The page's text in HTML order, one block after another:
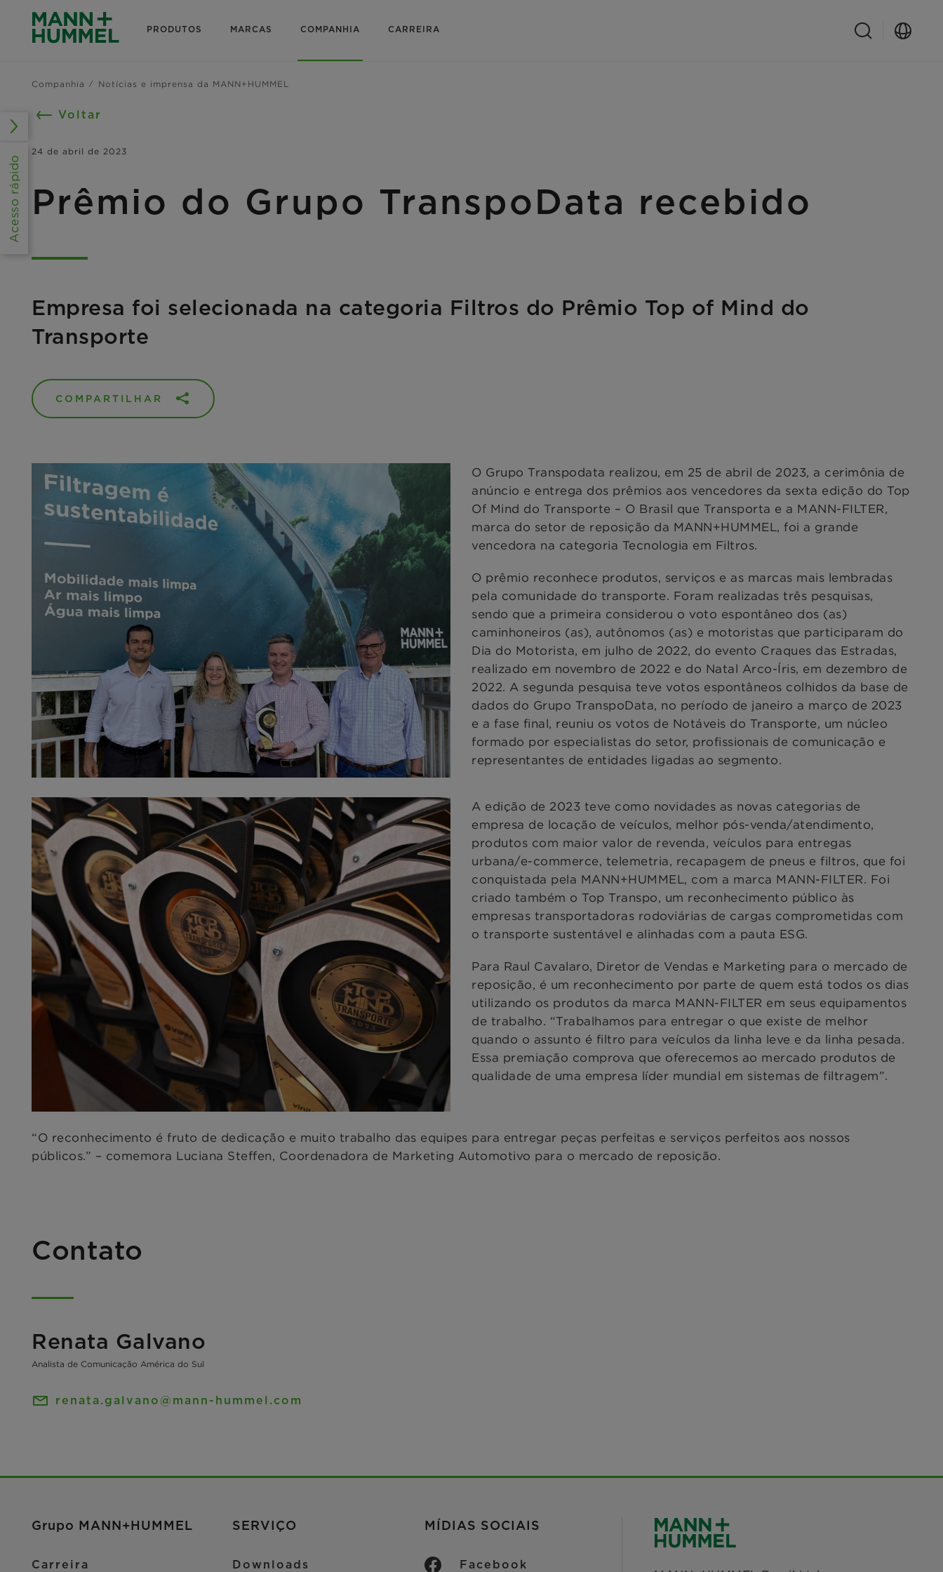
PRODUTOS MARCAS COMPANHIA CARREIRA
Companhia Notícias e imprensa da MANN+HUMMEL
Voltar
24 de abril de 2023
Prêmio do Grupo TranspoData recebido
Empresa foi selecionada na categoria Filtros do Prêmio Top of Mind do
Transporte
COMPARTILHAR
O Grupo Transpodata realizou, em 25 de abril de 2023, a cerimônia de
anúncio e entrega dos prêmios aos vencedores da sexta edição do Top
Of Mind do Transporte – O Brasil que Transporta e a MANN-FILTER,
marca do setor de reposição da MANN+HUMMEL, foi a grande
vencedora na categoria Tecnologia em Filtros.
O prêmio reconhece produtos, serviços e as marcas mais lembradas
pela comunidade do transporte. Foram realizadas três pesquisas,
sendo que a primeira considerou o voto espontâneo dos (as)
caminhoneiros (as), autônomos (as) e motoristas que participaram do
Dia do Motorista, em julho de 2022, do evento Craques das Estradas,
realizado em novembro de 2022 e do Natal Arco-Íris, em dezembro de
2022. A segunda pesquisa teve votos espontâneos colhidos da base de
dados do Grupo TranspoData, no período de janeiro a março de 2023
e a fase final, reuniu os votos de Notáveis do Transporte, um núcleo
formado por especialistas do setor, profissionais de comunicação e
representantes de entidades ligadas ao segmento.
A edição de 2023 teve como novidades as novas categorias de
empresa de locação de veículos, melhor pós-venda/atendimento,
produtos com maior valor de revenda, veículos para entregas
urbana/e-commerce, telemetria, recapagem de pneus e filtros, que foi
conquistada pela MANN+HUMMEL, com a marca MANN-FILTER. Foi
criado também o Top Transpo, um reconhecimento público às
empresas transportadoras rodoviárias de cargas comprometidas com
o transporte sustentável e alinhadas com a pauta ESG.
Para Raul Cavalaro, Diretor de Vendas e Marketing para o mercado de
reposição, é um reconhecimento por parte de quem está todos os dias
utilizando os produtos da marca MANN-FILTER em seus equipamentos
de trabalho. “Trabalhamos para entregar o que existe de melhor
quando o assunto é filtro para veículos da linha leve e da linha pesada.
Essa premiação comprova que oferecemos ao mercado produtos de
qualidade de uma empresa líder mundial em sistemas de filtragem”.
“O reconhecimento é fruto de dedicação e muito trabalho das equipes para entregar peças perfeitas e serviços perfeitos aos nossos
públicos.” – comemora Luciana Steffen, Coordenadora de Marketing Automotivo para o mercado de reposição.
Contato
Renata Galvano
Analista de Comunicação América do Sul
renata.galvano@mann-hummel.com
Acesso rápido
Grupo MANN+HUMMEL
Carreira
SERVIÇO
Downloads
MÍDIAS SOCIAIS
Facebook